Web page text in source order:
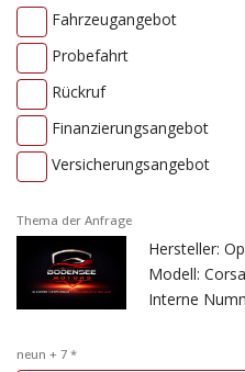
Fahrzeugangebot
Probefahrt
Rückruf
Finanzierungsangebot
Versicherungsangebot
Thema der Anfrage
Hersteller:
Modell:
Interne
neun + 7 *